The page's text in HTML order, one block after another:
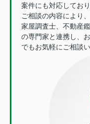
案件にも対応しており
ご相談の内容により
家屋調査士、不動産
の専門家と連携し、
でもお気軽にご相談